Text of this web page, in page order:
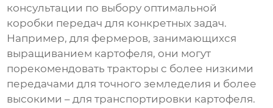
консультации по выбору оптимальной
коробки передач для конкретных задач.
Например, для фермеров, занимающихся
выращиванием картофеля, они могут
порекомендовать тракторы с более низкими
передачами для точного земледелия и более
высокими – для транспортировки картофеля.